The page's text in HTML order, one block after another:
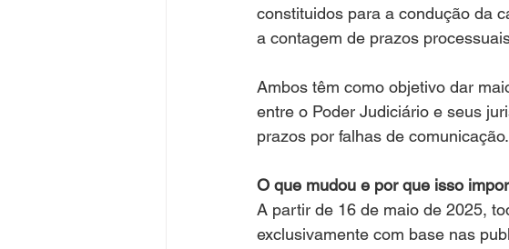
constituidos para a condução da
a contagem de prazos
Ambos têm como objetivo dar
entre o Poder Judiciário e seus
prazos por falhas de comunicação.
O que mudou e por que isso
A partir de 16 de maio de 2025,
exclusivamente com base nas